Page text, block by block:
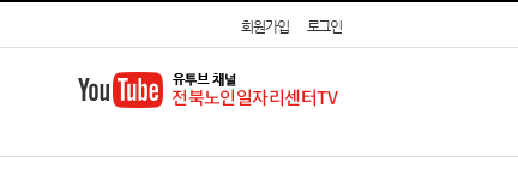
회원가입 로그인